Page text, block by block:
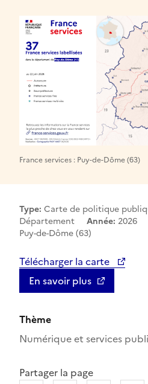
France services : Puy-de-Dôme (63)
Thème
Numérique et services
Partager la page
Type: Carte de politique
Département
Année: 2026
Puy-de-Dôme (63)
Télécharger la carte
En savoir plus